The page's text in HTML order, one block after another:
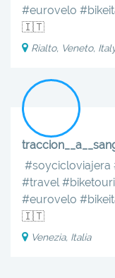
#eurovelo
🇮🇹
Rialto, Veneto,
#soycicloviajera
#travel
#eurovelo
🇮🇹
Venezia, Italia